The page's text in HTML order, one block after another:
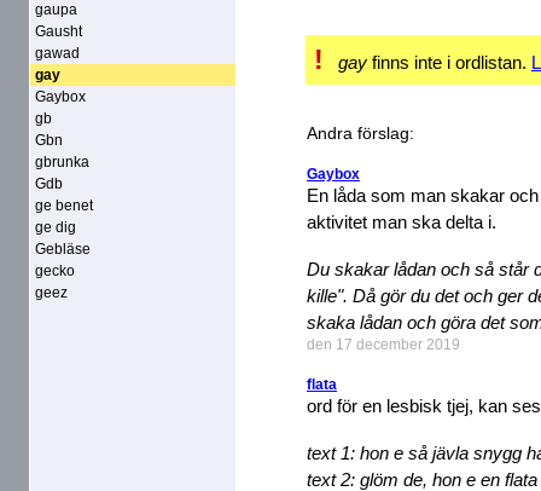
gaupa
Gausht
gawad
gay
Gaybox
gb
Gbn
gbrunka
Gdb
ge benet
ge dig
Gebläse
gecko
geez
! gay finns inte i ordlistan.
Andra förslag:
Gaybox
En låda som man skakar
aktivitet man ska delta i.
Du skakar lådan och så står
kille". Då gör du det och ger
skaka lådan och göra det
den 17 december 2019
flata
ord för en lesbisk tjej, kan
text 1: hon e så jävla snygg
text 2: glöm de, hon e en flata